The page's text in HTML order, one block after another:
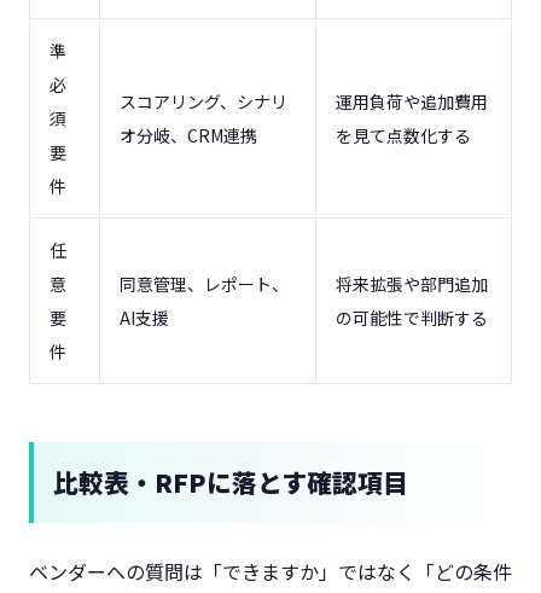
準
必
須
要
件
スコアリング、シナリ
オ分岐、CRM連携
運用負荷や追加費用
を見て点数化する
任
意
要
件
同意管理、レポート、
AI支援
将来拡張や部門追加
の可能性で判断する
比較表・RFPに落とす確認項目
ベンダーへの質問は「できますか」ではなく「どの条件